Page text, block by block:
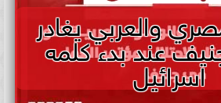
والعربي يغادر
عند بدء كلمه
اسرائيل